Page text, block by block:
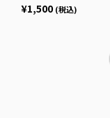
¥1,500 (税込)